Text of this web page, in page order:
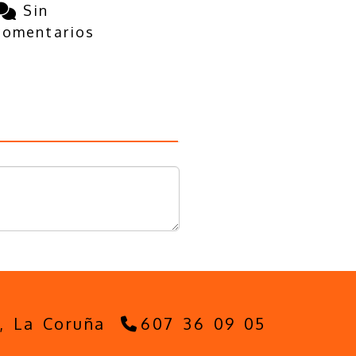
Sin
La Coruña 607 36 09 05